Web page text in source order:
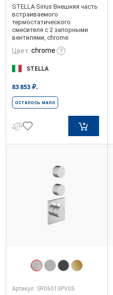
STELLA Sirius Внешняя часть
встраиваемого
термостатического
смесителя с 2 запорными
вентилями, chrome
Цвет: chrome
STELLA
83 853 ₽.
осталось мало
Артикул: SR06013PV05